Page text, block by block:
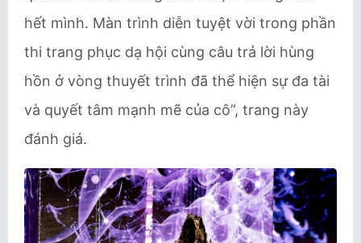
hết mình. Màn trình diễn tuyệt vời trong phần
thi trang phục dạ hội cùng câu trả lời hùng
hồn ở vòng thuyết trình đã thể hiện sự đa tài
và quyết tâm mạnh mẽ của cô”, trang này
đánh giá.